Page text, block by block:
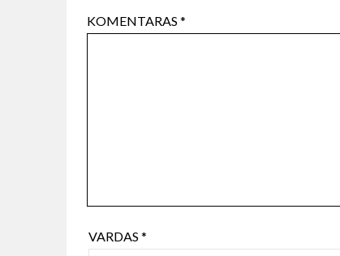
KOMENTARAS *
VARDAS*